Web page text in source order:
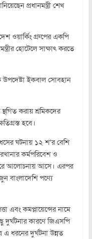
প্রধানমন্ত্রী শেখ
ওয়ার্কিং গ্রুপের একপি
হোটেলে সাক্ষাৎ করতে
উপদেষ্টা ইকবাল সোবহান
করায় শ্রমিকদের
হবে।
ঘটনায় ১২ শ’র বেশি
কর্মপরিবেশ ও
আলোচনায় আসে। এরপর
বাংলাদেশি পণ্যে
এবং কমপ্লায়েন্সের নামে
দুর্ঘটনার কারণে জিএসপি
এ ধরনের দুর্ঘটনা উন্নত